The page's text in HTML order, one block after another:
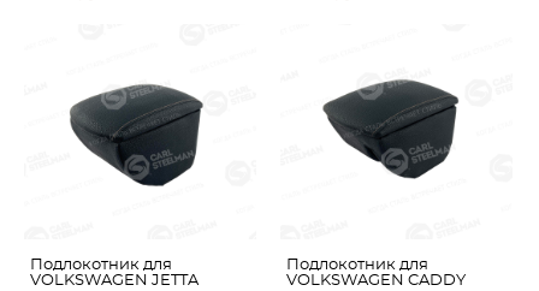
Подлокотник для
VOLKSWAGEN JETTA
Подлокотник для
VOLKSWAGEN CADDY